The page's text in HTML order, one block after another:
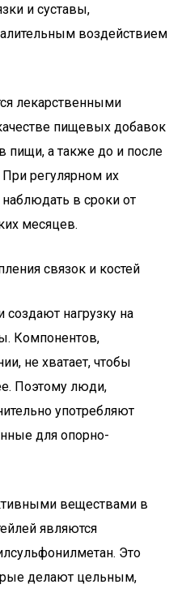
и суставы,
воздействием
лекарственными
пищевых добавок
пищи, а также до и после
регулярном их
в сроки от
месяцев.
связок и костей
нагрузку на
Компонентов,
не хватает, чтобы
Поэтому люди,
употребляют
для опорно-
веществами в
являются
Это
делают цельным,